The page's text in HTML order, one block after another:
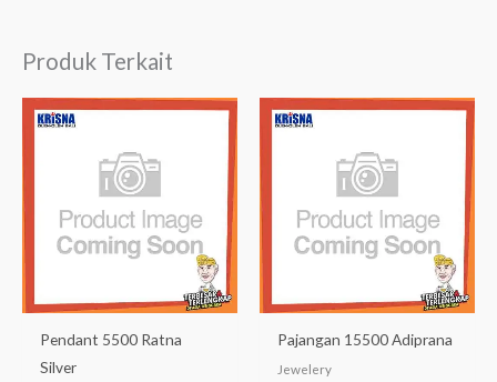
Produk Terkait
Pendant 5500 Ratna
Silver
Pajangan 15500 Adiprana
Jewelery